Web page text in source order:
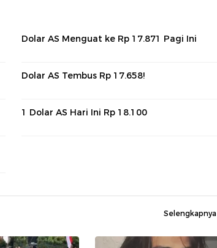
Dolar AS Menguat ke Rp 17.871 Pagi Ini
Dolar AS Tembus Rp 17.658!
1 Dolar AS Hari Ini Rp 18.100
Selengkapnya